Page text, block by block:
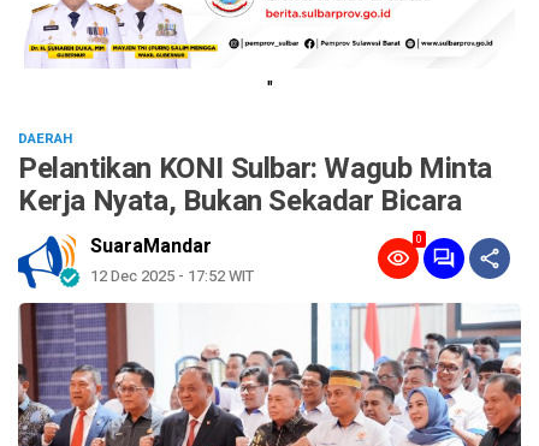
"
DAERAH
Pelantikan KONI Sulbar: Wagub Minta
Kerja Nyata, Bukan Sekadar Bicara
SuaraMandar
12 Dec 2025 - 17:52 WIT
0